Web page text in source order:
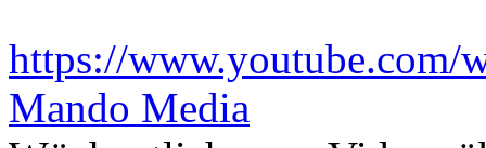
https://www.youtube.com/
Mando Media